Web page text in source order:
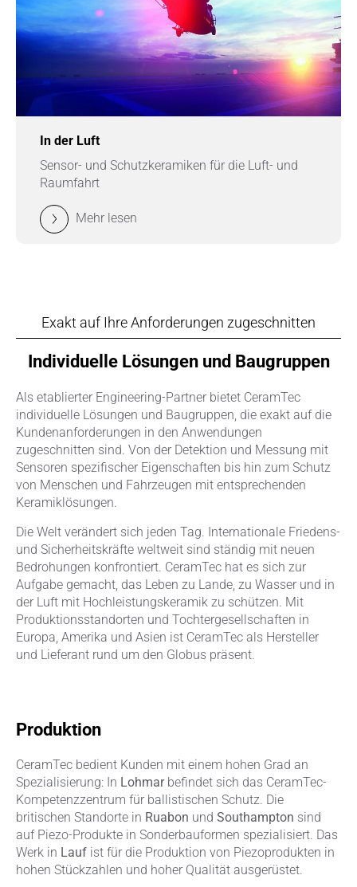
In der Luft
Sensor- und Schutzkeramiken für die Luft- und
Raumfahrt
Mehr lesen
Exakt auf Ihre Anforderungen zugeschnitten
Individuelle Lösungen und Baugruppen
Als etablierter Engineering-Partner bietet CeramTec
individuelle Lösungen und Baugruppen, die exakt auf die
Kundenanforderungen in den Anwendungen
zugeschnitten sind. Von der Detektion und Messung mit
Sensoren spezifischer Eigenschaften bis hin zum Schutz
von Menschen und Fahrzeugen mit entsprechenden
Keramiklösungen.
Die Welt verändert sich jeden Tag. Internationale Friedens-
und Sicherheitskräfte weltweit sind ständig mit neuen
Bedrohungen konfrontiert. CeramTec hat es sich zur
Aufgabe gemacht, das Leben zu Lande, zu Wasser und in
der Luft mit Hochleistungskeramik zu schützen. Mit
Produktionsstandorten und Tochtergesellschaften in
Europa, Amerika und Asien ist CeramTec als Hersteller
und Lieferant rund um den Globus präsent.
Produktion
CeramTec bedient Kunden mit einem hohen Grad an
Spezialisierung: In Lohmar befindet sich das CeramTec-
Kompetenzzentrum für ballistischen Schutz. Die
britischen Standorte in Ruabon und Southampton sind
auf Piezo-Produkte in Sonderbauformen spezialisiert. Das
Werk in Lauf ist für die Produktion von Piezoprodukten in
hohen Stückzahlen und hoher Qualität ausgerüstet.